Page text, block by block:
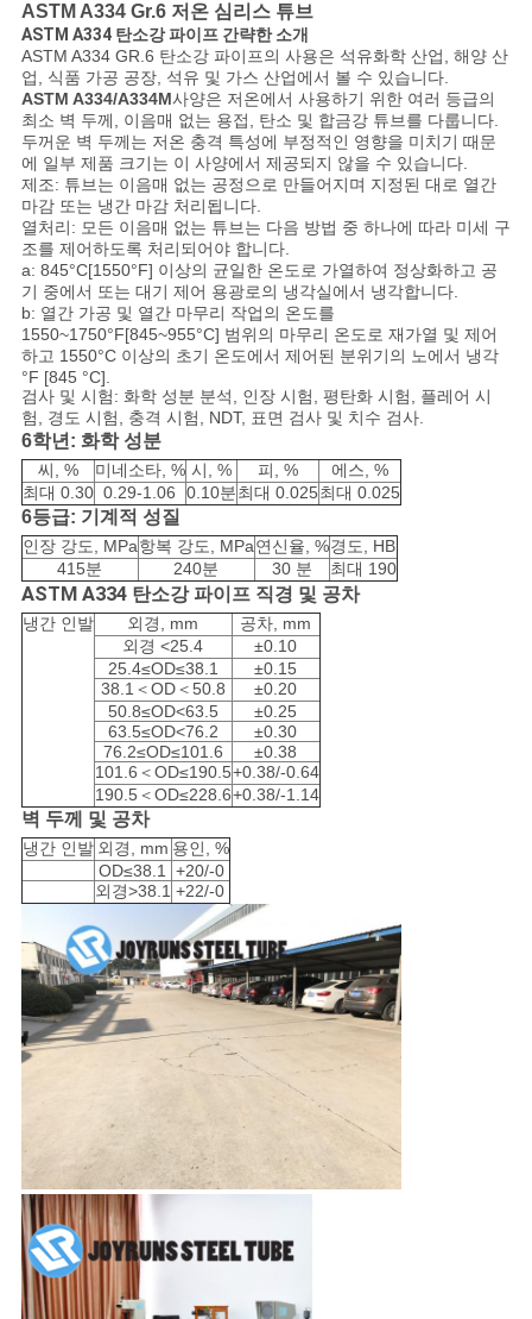
인
용
문
을
요
구
하
세
요
사
이
트
활
보
정
책
ASTM A334 Gr.6 저온 심리스 튜브
ASTM A334 탄소강 파이프 간략한 소개
ASTM A334 GR.6 탄소강 파이프의 사용은 석유화학 산업, 해양 산
업, 식품 가공 공장, 석유 및 가스 산업에서 볼 수 있습니다.
ASTM A334/A334M사양은 저온에서 사용하기 위한 여러 등급의
최소 벽 두께, 이음매 없는 용접, 탄소 및 합금강 튜브를 다룹니다.
두꺼운 벽 두께는 저온 충격 특성에 부정적인 영향을 미치기 때문
에 일부 제품 크기는 이 사양에서 제공되지 않을 수 있습니다.
제조: 튜브는 이음매 없는 공정으로 만들어지며 지정된 대로 열간
마감 또는 냉간 마감 처리됩니다.
열처리: 모든 이음매 없는 튜브는 다음 방법 중 하나에 따라 미세 구
조를 제어하도록 처리되어야 합니다.
a: 845°C[1550°F] 이상의 균일한 온도로 가열하여 정상화하고 공
기 중에서 또는 대기 제어 용광로의 냉각실에서 냉각합니다.
b: 열간 가공 및 열간 마무리 작업의 온도를
1550~1750°F[845~955°C] 범위의 마무리 온도로 재가열 및 제어
하고 1550°C 이상의 초기 온도에서 제어된 분위기의 노에서 냉각
°F [845 °C].
검사 및 시험: 화학 성분 분석, 인장 시험, 평탄화 시험, 플레어 시
험, 경도 시험, 충격 시험, NDT, 표면 검사 및 치수 검사.
6학년: 화학 성분
씨, % 미네소타, % 시, % 피, %
에스, %
최대 0.30 0.29-1.06 0.10분최대 0.025최대 0.025
6등급: 기계적 성질
인장 강도, MPa항복 강도, MPa연신율, %경도, HB
415분
240분 30 분 최대 190
ASTM A334 탄소강 파이프직경 및 공차
냉간 인발 외경, mm
공차, mm
외경 <25.4
±0.10
25.4≤OD≤38.1
±0.15
38.1＜OD＜50.8
±0.20
50.8≤OD<63.5
±0.25
63.5≤OD<76.2
±0.30
76.2≤OD≤101.6
±0.38
101.6＜OD≤190.5+0.38/-0.64
190.5＜OD≤228.6+0.38/-1.14
벽 두께 및 공차
냉간 인발 외경, mm 용인, %
OD≤38.1 +20/-0
외경>38.1 +22/-0